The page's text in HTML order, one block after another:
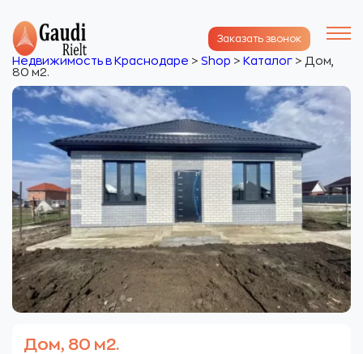
Заказать звонок
Недвижимость в Краснодаре > Shop > Каталог > Дом,
80 м2.
Дом, 80 м2.